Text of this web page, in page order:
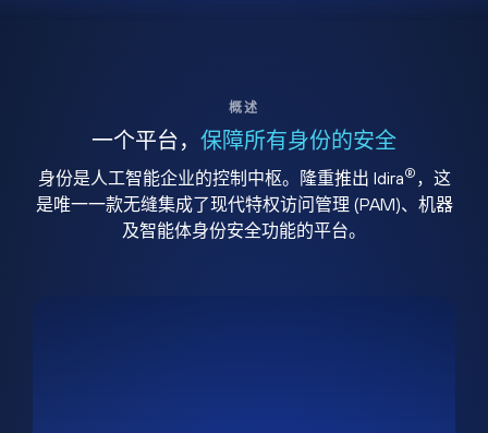
概述
一个平台， 保障所有身份的安全
身份是人工智能企业的控制中枢。隆重推出 Idira® ，这
是唯一一款无缝集成了现代特权访问管理 (PAM)、机器
及智能体身份安全功能的平台。